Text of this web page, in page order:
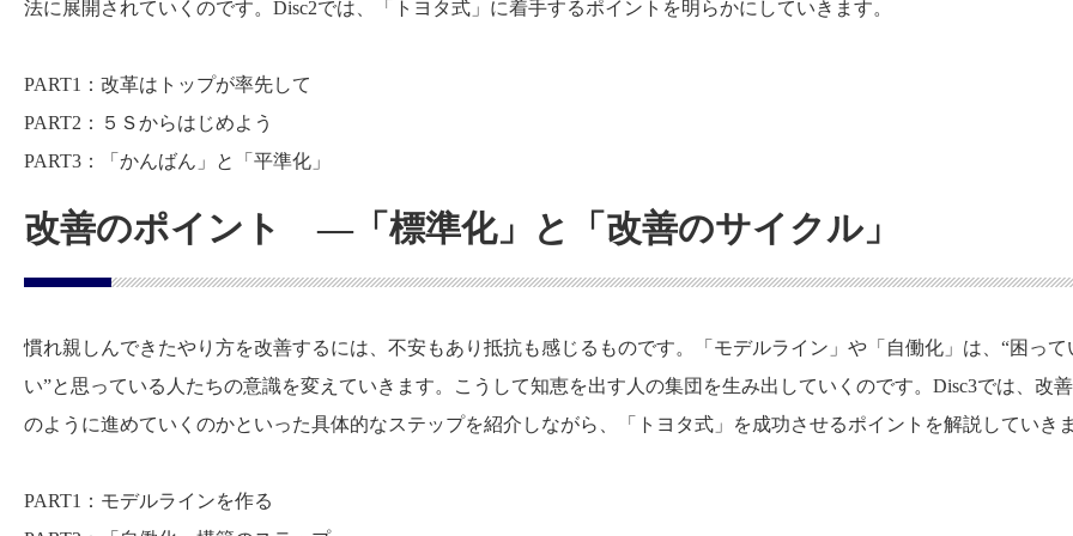
法に展開されていくのです。Disc2では、「トヨタ式」に着手するポイントを明らかにしていきます。
PART1：改革はトップが率先して
PART2：５Ｓからはじめよう
PART3：「かんばん」と「平準化」
改善のポイント ―「標準化」と「改善のサイクル」
慣れ親しんできたやり方を改善するには、不安もあり抵抗も感じるものです。「モデルライン」や「自働化」は、“困って
い”と思っている人たちの意識を変えていきます。こうして知恵を出す人の集団を生み出していくのです。Disc3では、改
のように進めていくのかといった具体的なステップを紹介しながら、「トヨタ式」を成功させるポイントを解説していきま
PART1：モデルラインを作る